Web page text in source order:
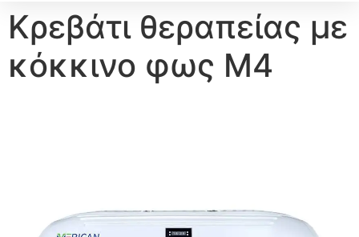
Κρεβάτι θεραπείας με
κόκκινο φως M4